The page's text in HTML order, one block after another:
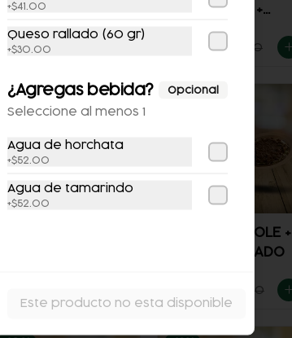
CHILAQUILES CON
POLLO +
REFRESCO
$147.00
ENCHILADAS +
$149.00$170.00
15 %
COMBO POZOLE +
SOPE C/GUISADO
$228.00
+$41.00
Queso rallado (60 gr)
+$30.00
¿Agregas bebida? Opcional
Seleccione al menos 1
Agua de horchata
+$52.00
Agua de tamarindo
+$52.00
Este producto no esta disponible